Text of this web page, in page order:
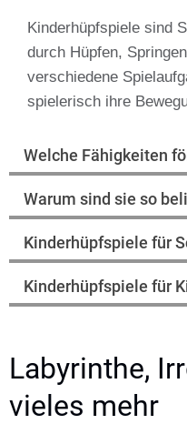
Kinderhüpfspiele sind
durch Hüpfen,
verschiedene
spielerisch ihre
Welche Fähigkeiten
Warum sind sie so
Kinderhüpfspiele für
Kinderhüpfspiele für
Labyrinthe,
vieles mehr